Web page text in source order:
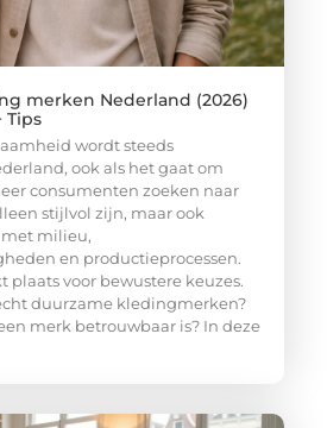
merken Nederland (2026)
Tips
wordt steeds
ook als het gaat om
consumenten zoeken naar
stijlvol zijn, maar ook
milieu,
en productieprocessen.
plaats voor bewustere keuzes.
duurzame kledingmerken?
merk betrouwbaar is? In deze